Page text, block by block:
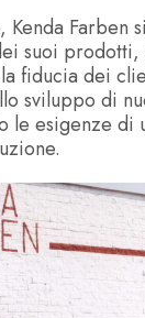
Kenda Farben
suoi prodotti,
fiducia dei
sviluppo di
le esigenze di